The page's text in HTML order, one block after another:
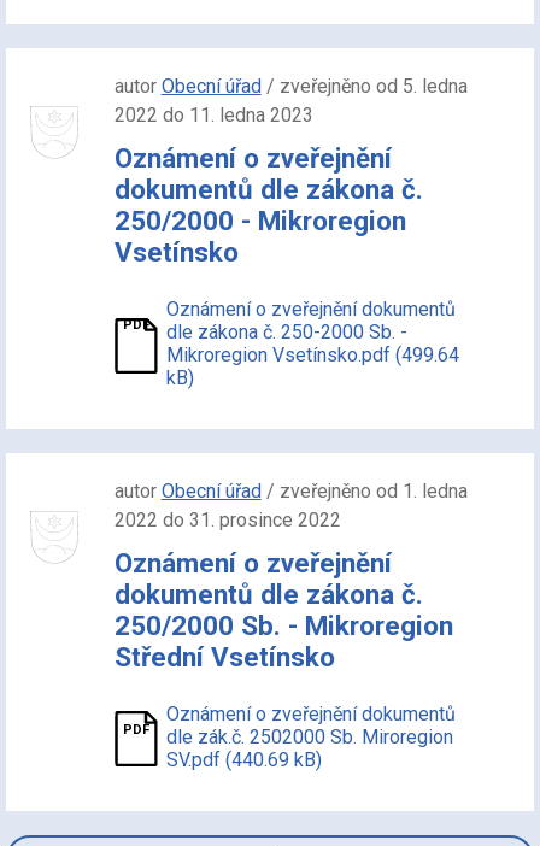
autor Obecní úřad/ zveřejněno od 5. ledna
2022 do 11. ledna 2023
Oznámení o zveřejnění
dokumentů dle zákona č.
250/2000 - Mikroregion
Vsetínsko
Oznámení o zveřejnění dokumentů
dle zákona č. 250-2000 Sb. -
Mikroregion Vsetínsko.pdf (499.64
kB)
autor Obecní úřad/ zveřejněno od 1. ledna
2022 do 31. prosince 2022
Oznámení o zveřejnění
dokumentů dle zákona č.
250/2000 Sb. - Mikroregion
Střední Vsetínsko
Oznámení o zveřejnění dokumentů
dle zák.č. 2502000 Sb. Miroregion
SV.pdf (440.69 kB)